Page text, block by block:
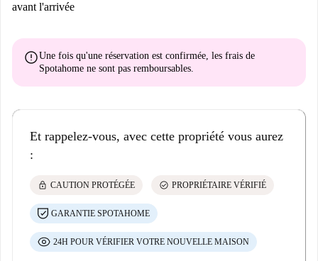
avant l'arrivée
errorUne fois qu'une réservation est confirmée, les frais de
Spotahome ne sont pas remboursables.
Et rappelez-vous, avec cette propriété vous aurez
:
lock CAUTION PROTÉGÉE check_circle PROPRIÉTAIRE VÉRIFIÉ
GARANTIE SPOTAHOME
24H POUR VÉRIFIER VOTRE NOUVELLE MAISON